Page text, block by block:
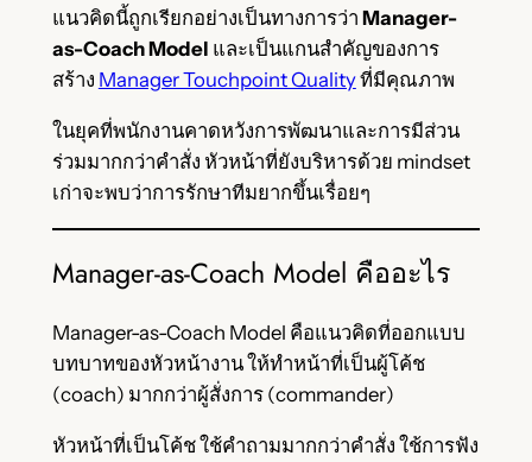
แนวคิดนี้ถูกเรียกอย่างเป็นทางการว่า Manager-
as-Coach Model และเป็นแกนสำคัญของการ
สร้าง Manager Touchpoint Qualityที่มีคุณภาพ
ในยุคที่พนักงานคาดหวังการพัฒนาและการมีส่วน
ร่วมมากกว่าคำสั่ง หัวหน้าที่ยังบริหารด้วย mindset
เก่าจะพบว่าการรักษาทีมยากขึ้นเรื่อยๆ
Manager-as-Coach Model คืออะไร
Manager-as-Coach Model คือแนวคิดที่ออกแบบ
บทบาทของหัวหน้างาน ให้ทำหน้าที่เป็นผู้โค้ช
(coach) มากกว่าผู้สั่งการ (commander)
หัวหน้าที่เป็นโค้ช ใช้คำถามมากกว่าคำสั่ง ใช้การฟัง